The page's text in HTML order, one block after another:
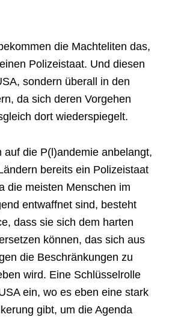
die Machteliten das,
Polizeistaat. Und diesen
sondern überall in den
da sich deren Vorgehen
dort wiederspiegelt.
auf die P(l)andemie anbelangt,
bereits ein Polizeistaat
die meisten Menschen im
entwaffnet sind, besteht
dass sie sich dem harten
können, das sich aus
die Beschränkungen zu
wird. Eine Schlüsselrolle
ein, wo es eben eine stark
gibt, um die Agenda